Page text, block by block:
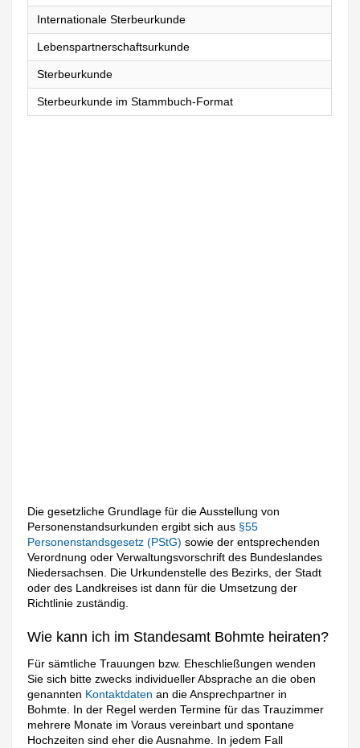
Internationale Sterbeurkunde
Lebenspartnerschaftsurkunde
Sterbeurkunde
Sterbeurkunde im Stammbuch-Format
Die gesetzliche Grundlage für die Ausstellung von
Personenstandsurkunden ergibt sich aus §55
Personenstandsgesetz (PStG)sowie der entsprechenden
Verordnung oder Verwaltungsvorschrift des Bundeslandes
Niedersachsen. Die Urkundenstelle des Bezirks, der Stadt
oder des Landkreises ist dann für die Umsetzung der
Richtlinie zuständig.
Wie kann ich im Standesamt Bohmte heiraten?
Für sämtliche Trauungen bzw. Eheschließungen wenden
Sie sich bitte zwecks individueller Absprache an die oben
genannten Kontaktdaten an die Ansprechpartner in
Bohmte. In der Regel werden Termine für das Trauzimmer
mehrere Monate im Voraus vereinbart und spontane
Hochzeiten sind eher die Ausnahme. In jedem Fall